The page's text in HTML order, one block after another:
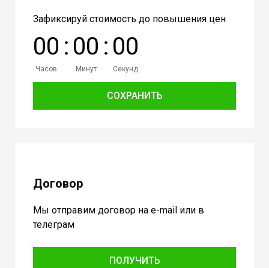
Зафиксируй стоимость до повышения цен
00
Часов
: 00
Минут
: 00
Секунд
СОХРАНИТЬ
Договор
Мы отправим договор на e-mail или в
телеграм
ПОЛУЧИТЬ